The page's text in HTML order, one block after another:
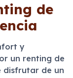
de
y
un renting de
disfrutar de un